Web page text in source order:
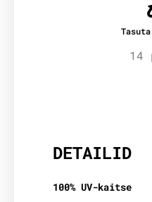
14
DETAILID
100% UV-kaitse